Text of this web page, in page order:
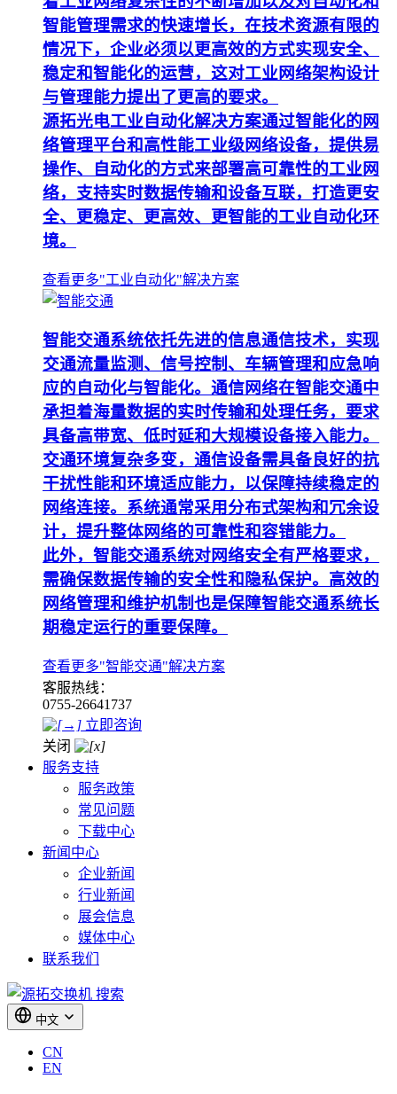
智能管理需求的快速增长，在技术资源有限的
情况下，企业必须以更高效的方式实现安全、
稳定和智能化的运营，这对工业网络架构设计
与管理能力提出了更高的要求。
源拓光电工业自动化解决方案通过智能化的网
络管理平台和高性能工业级网络设备，提供易
操作、自动化的方式来部署高可靠性的工业网
络，支持实时数据传输和设备互联，打造更安
全、更稳定、更高效、更智能的工业自动化环
境。
查看更多"工业自动化"解决方案
智能交通系统依托先进的信息通信技术，实现
交通流量监测、信号控制、车辆管理和应急响
应的自动化与智能化。通信网络在智能交通中
承担着海量数据的实时传输和处理任务，要求
具备高带宽、低时延和大规模设备接入能力。
交通环境复杂多变，通信设备需具备良好的抗
干扰性能和环境适应能力，以保障持续稳定的
网络连接。系统通常采用分布式架构和冗余设
计，提升整体网络的可靠性和容错能力。
此外，智能交通系统对网络安全有严格要求，
需确保数据传输的安全性和隐私保护。高效的
网络管理和维护机制也是保障智能交通系统长
期稳定运行的重要保障。
查看更多"智能交通"解决方案
客服热线：
0755-26641737
立即咨询
关闭
服务支持
服务政策
常见问题
下载中心
新闻中心
企业新闻
行业新闻
展会信息
媒体中心
联系我们
搜索
中文
CN
EN